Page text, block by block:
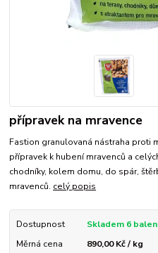
přípravek na mravence
Fastion granulovaná nástraha proti
přípravek k hubení mravenců a
chodníky, kolem domu, do spár,
mravenců. celý popis
Dostupnost
Skladem 6
Měrná cena
890,00 Kč / kg